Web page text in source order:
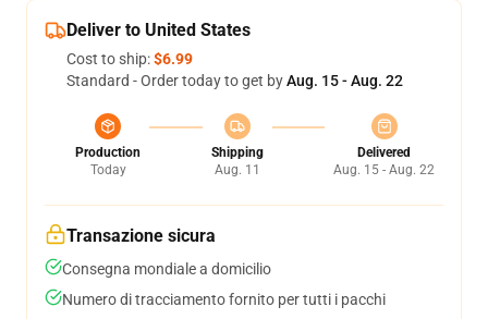
Deliver to United States
Cost to ship:$6.99
Standard - Order today to get byAug. 15 - Aug. 22
Production
Today
Shipping
Aug. 11
Delivered
Aug. 15 - Aug. 22
Transazione sicura
Consegna mondiale a domicilio
Numero di tracciamento fornito per tutti i pacchi